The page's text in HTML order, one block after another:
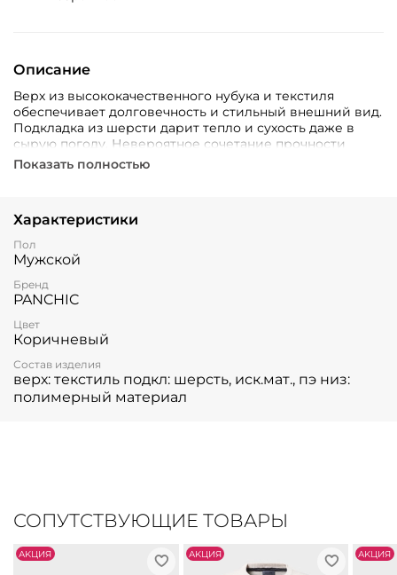
Описание
Верх из высококачественного нубука и текстиля
обеспечивает долговечность и стильный внешний вид.
Подкладка из шерсти дарит тепло и сухость даже в
сырую погоду. Невероятное сочетание прочности
(полимерная подошва) и удобства – вы забудете о
Показать полностью
Характеристики
Пол
Мужской
Бренд
PANCHIC
Цвет
Коричневый
Состав изделия
верх: текстиль подкл: шерсть, иск.мат., пэ низ:
полимерный материал
СОПУТСТВУЮЩИЕ ТОВАРЫ
АKЦИЯ АKЦИЯ АKЦИЯ